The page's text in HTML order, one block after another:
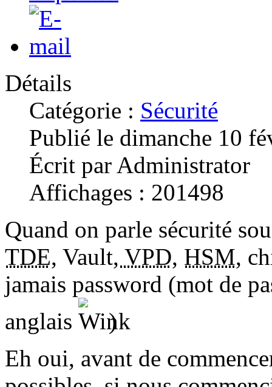
Détails
Catégorie : Sécurité
Publié le dimanche 10
Écrit par Administrator
Affichages : 201498
Quand on parle sécurité
TDE, Vault, VPD, HSM,
jamais password (mot de
anglais
)
Eh oui, avant de